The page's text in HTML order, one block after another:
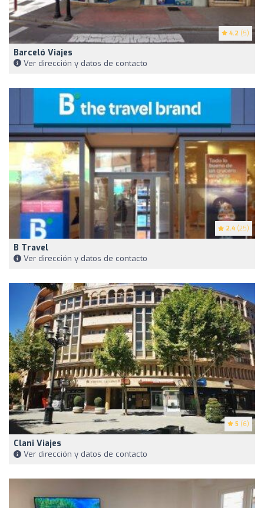
4.2 (5)
Barceló Viajes
Ver dirección y datos de contacto
2.4 (25)
B Travel
Ver dirección y datos de contacto
5 (6)
Clani Viajes
Ver dirección y datos de contacto